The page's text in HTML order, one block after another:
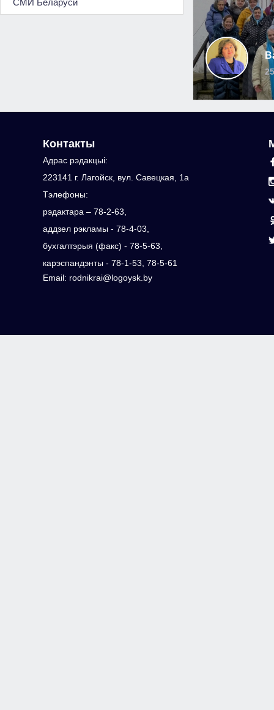
Контакты
Адрас рэдакцыi:
223141 г. Лагойск, вул. Савецкая, 1а
Тэлефоны:
рэдактара – 78-2-63,
аддзел рэкламы - 78-4-03,
бухгалтэрыя (факс) - 78-5-63,
карэспандэнты - 78-1-53, 78-5-61
Email: rodnikrai@logoysk.by